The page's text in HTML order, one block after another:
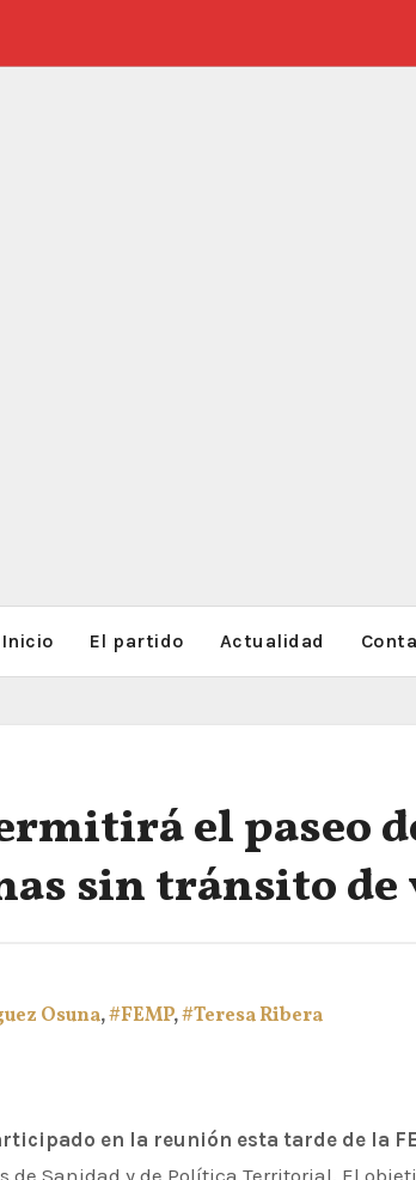
Inicio El partido Actualidad
el paseo
sin tránsito
Osuna,#FEMP,#Teresa Ribera
en la reunión esta tarde de la
de Sanidad y de Política Territorial. El